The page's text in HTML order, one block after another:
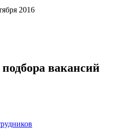
2016
вакансий